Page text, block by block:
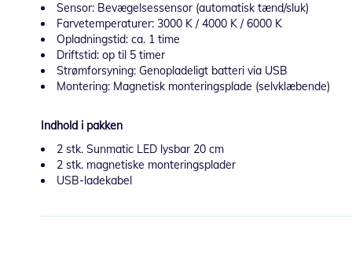
Sensor: Bevægelsessensor (automatisk tænd/sluk)
Farvetemperaturer: 3000 K / 4000 K / 6000 K
Opladningstid: ca. 1 time
Driftstid: op til 5 timer
Strømforsyning: Genopladeligt batteri via USB
Montering: Magnetisk monteringsplade (selvklæbende)
Indhold i pakken
2 stk. Sunmatic LED lysbar 20 cm
2 stk. magnetiske monteringsplader
USB-ladekabel